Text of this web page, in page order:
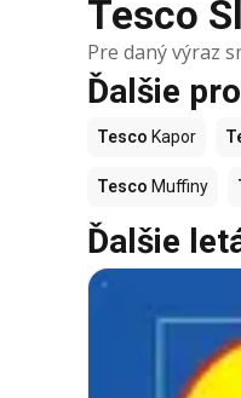
Tesco
Pre daný výraz
Ďalšie
Tesco Kapor
Tesco Muffiny
Ďalšie